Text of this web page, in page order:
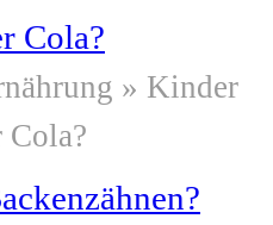
Cola?
» Kinder